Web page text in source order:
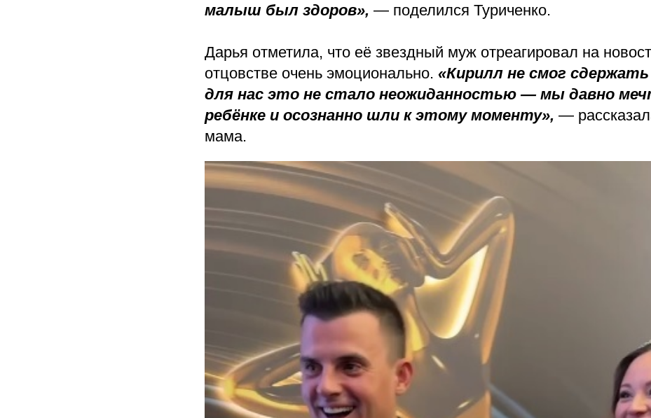
малыш был здоров», — поделился Туриченко.
Дарья отметила, что её звездный муж отреагировал на
отцовстве очень эмоционально. «Кирилл не смог
для нас это не стало неожиданностью — мы давно
ребёнке и осознанно шли к этому моменту», —
мама.